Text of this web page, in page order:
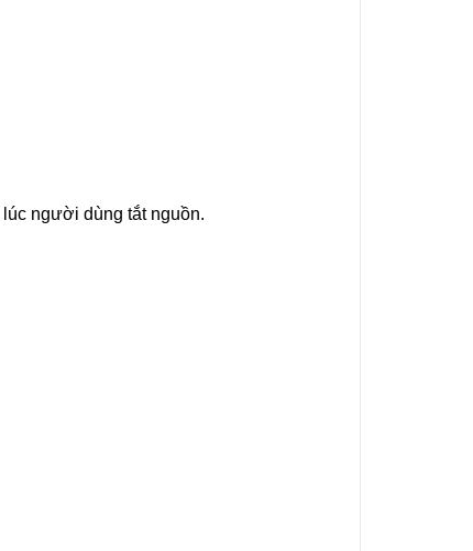
người dùng tắt nguồn.